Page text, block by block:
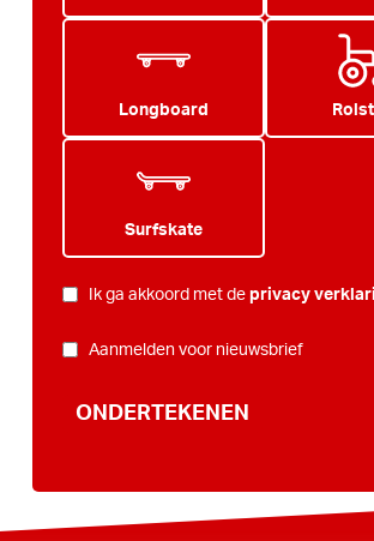
Longboard
Surfskate
PRIVACY*
Ik ga akkoord met de privacy
NIEUWSBRIEF
Aanmelden voor nieuwsbrief
ONDERTEKENEN